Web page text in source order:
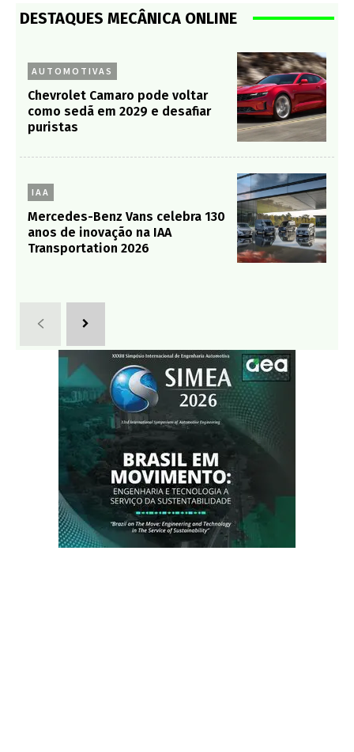
DESTAQUES MECÂNICA ONLINE
AUTOMOTIVAS
Chevrolet Camaro pode voltar
como sedã em 2029 e desafiar
puristas
IAA
Mercedes-Benz Vans celebra 130
anos de inovação na IAA
Transportation 2026